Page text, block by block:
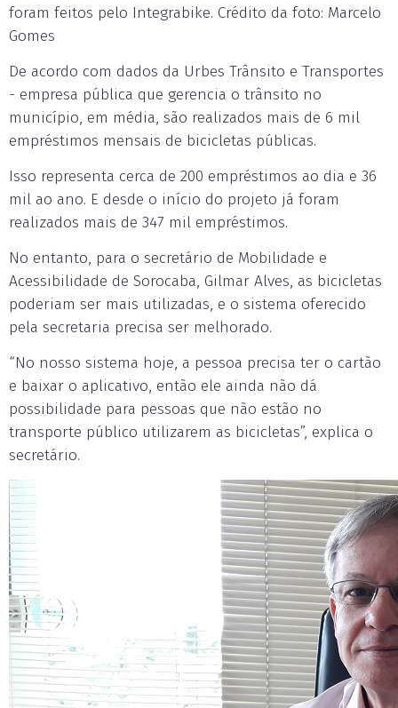
foram feitos pelo Integrabike. Crédito da foto: Marcelo
Gomes
De acordo com dados da Urbes Trânsito e Transportes
- empresa pública que gerencia o trânsito no
município, em média, são realizados mais de 6 mil
empréstimos mensais de bicicletas públicas.
Isso representa cerca de 200 empréstimos ao dia e 36
mil ao ano. E desde o início do projeto já foram
realizados mais de 347 mil empréstimos.
No entanto, para o secretário de Mobilidade e
Acessibilidade de Sorocaba, Gilmar Alves, as bicicletas
poderiam ser mais utilizadas, e o sistema oferecido
pela secretaria precisa ser melhorado.
“No nosso sistema hoje, a pessoa precisa ter o cartão
e baixar o aplicativo, então ele ainda não dá
possibilidade para pessoas que não estão no
transporte público utilizarem as bicicletas”, explica o
secretário.